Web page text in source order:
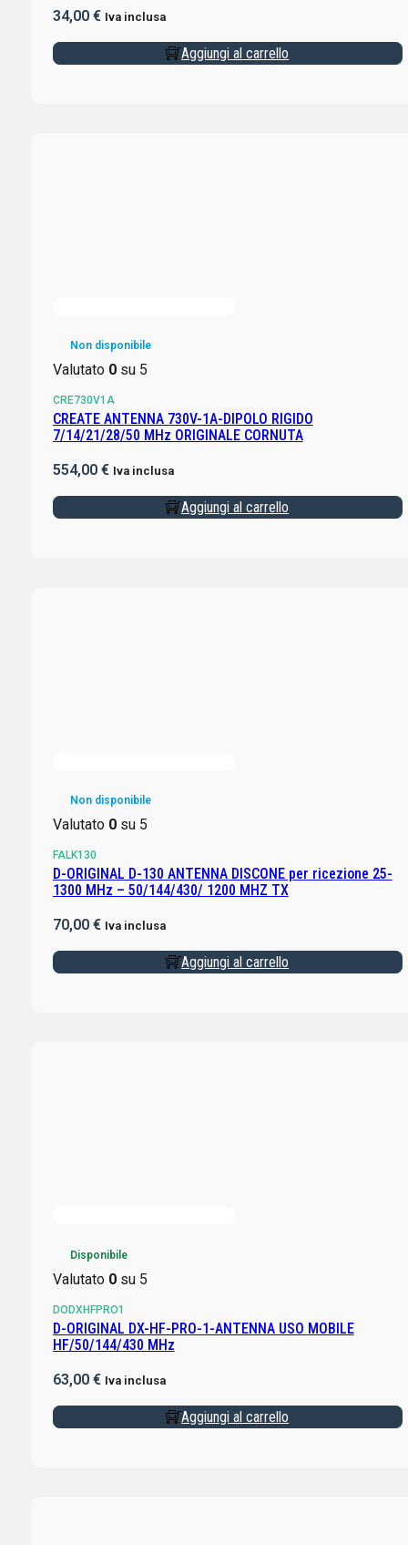
34,00 € Iva inclusa
Aggiungi al carrello
Non disponibile
Valutato 0su 5
CRE730V1A
CREATE ANTENNA 730V-1A-DIPOLO RIGIDO
7/14/21/28/50 MHz ORIGINALE CORNUTA
554,00 € Iva inclusa
Aggiungi al carrello
Non disponibile
Valutato 0su 5
FALK130
D-ORIGINAL D-130 ANTENNA DISCONE per ricezione 25-
1300 MHz – 50/144/430/ 1200 MHZ TX
70,00 € Iva inclusa
Aggiungi al carrello
Disponibile
Valutato 0su 5
DODXHFPRO1
D-ORIGINAL DX-HF-PRO-1-ANTENNA USO MOBILE
HF/50/144/430 MHz
63,00 € Iva inclusa
Aggiungi al carrello